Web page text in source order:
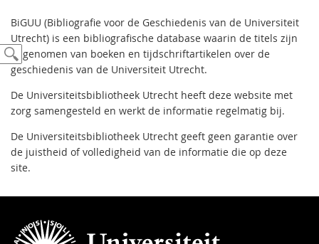
BiGUU (Bibliografie voor de Geschiedenis van de Universiteit
Utrecht) is een bibliografische database waarin de titels zijn
opgenomen van boeken en tijdschriftartikelen over de
geschiedenis van de Universiteit Utrecht.
De Universiteitsbibliotheek Utrecht heeft deze website met
zorg samengesteld en werkt de informatie regelmatig bij.
De Universiteitsbibliotheek Utrecht geeft geen garantie over
de juistheid of volledigheid van de informatie die op deze
site.